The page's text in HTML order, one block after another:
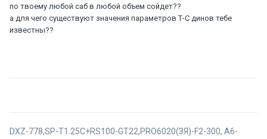
по твоему любой саб в любой объем сойдет??
а для чего существуют значения параметров Т-С динов тебе
известны??
DXZ-778,SP-T1.25C+RS100-GT22,PRO6020(ЗЯ)-F2-300, А6-